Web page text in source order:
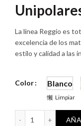
La línea Reggio es
excelencia de los
estilo y calidad a las
Color Blanco
Limpiar
Reggio con 2